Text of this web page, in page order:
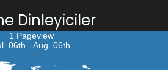
Dinleyiciler
1 Pageview
06th - Aug. 06th